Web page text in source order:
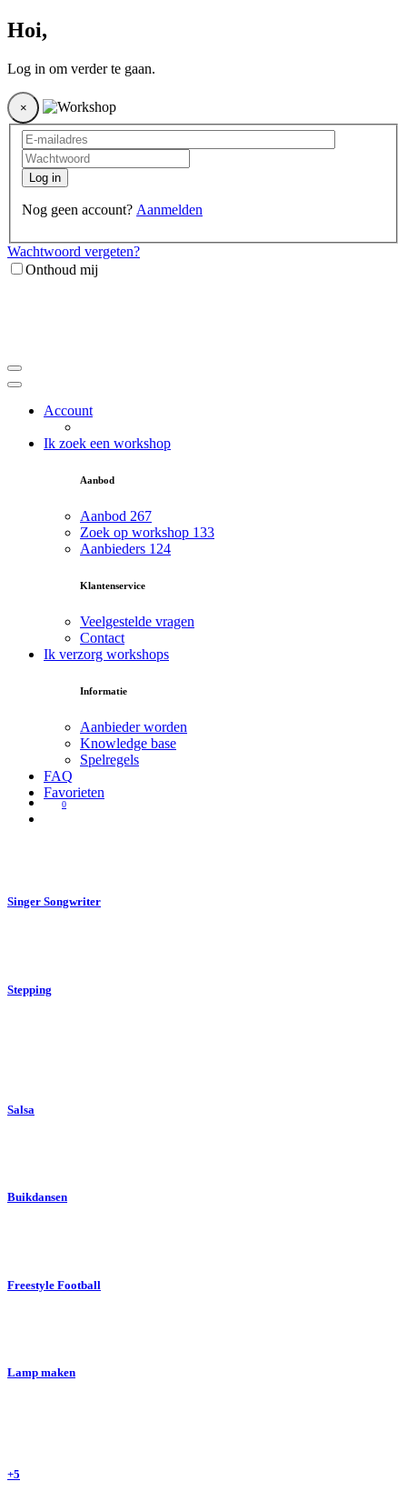
Hoi,
Log in om verder te gaan.
×
Log in
Nog geen account? Aanmelden
Wachtwoord vergeten?
Onthoud mij
Account
Ik zoek een workshop
Aanbod
Aanbod 267
Zoek op workshop 133
Aanbieders 124
Klantenservice
Veelgestelde vragen
Contact
Ik verzorg workshops
Informatie
Aanbieder worden
Knowledge base
Spelregels
FAQ
Favorieten
0
Singer Songwriter
Stepping
Salsa
Buikdansen
Freestyle Football
Lamp maken
+5